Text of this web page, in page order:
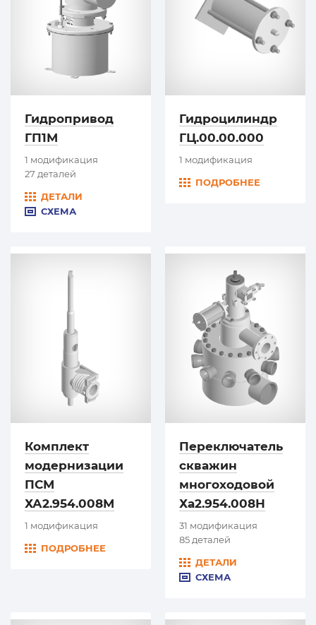
Гидропривод
ГП1М
1 модификация
27 деталей
ДЕТАЛИ
СХЕМА
Гидроцилиндр
ГЦ.00.00.000
1 модификация
ПОДРОБНЕЕ
Комплект
модернизации
ПСМ
ХА2.954.008М
1 модификация
ПОДРОБНЕЕ
Переключатель
скважин
многоходовой
Ха2.954.008Н
31 модификация
85 деталей
ДЕТАЛИ
СХЕМА